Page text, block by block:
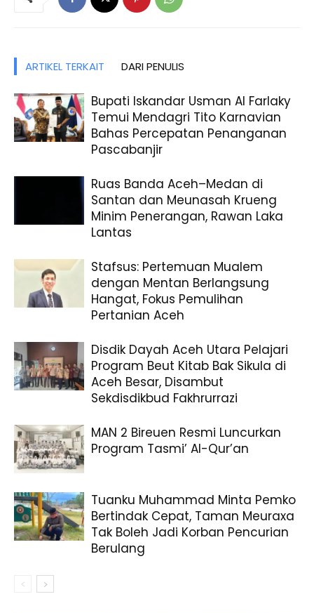
ARTIKEL TERKAIT DARI PENULIS
Bupati Iskandar Usman Al Farlaky
Temui Mendagri Tito Karnavian
Bahas Percepatan Penanganan
Pascabanjir
Ruas Banda Aceh–Medan di
Santan dan Meunasah Krueng
Minim Penerangan, Rawan Laka
Lantas
Stafsus: Pertemuan Mualem
dengan Mentan Berlangsung
Hangat, Fokus Pemulihan
Pertanian Aceh
Disdik Dayah Aceh Utara Pelajari
Program Beut Kitab Bak Sikula di
Aceh Besar, Disambut
Sekdisdikbud Fakhrurrazi
MAN 2 Bireuen Resmi Luncurkan
Program Tasmi’ Al-Qur’an
Tuanku Muhammad Minta Pemko
Bertindak Cepat, Taman Meuraxa
Tak Boleh Jadi Korban Pencurian
Berulang